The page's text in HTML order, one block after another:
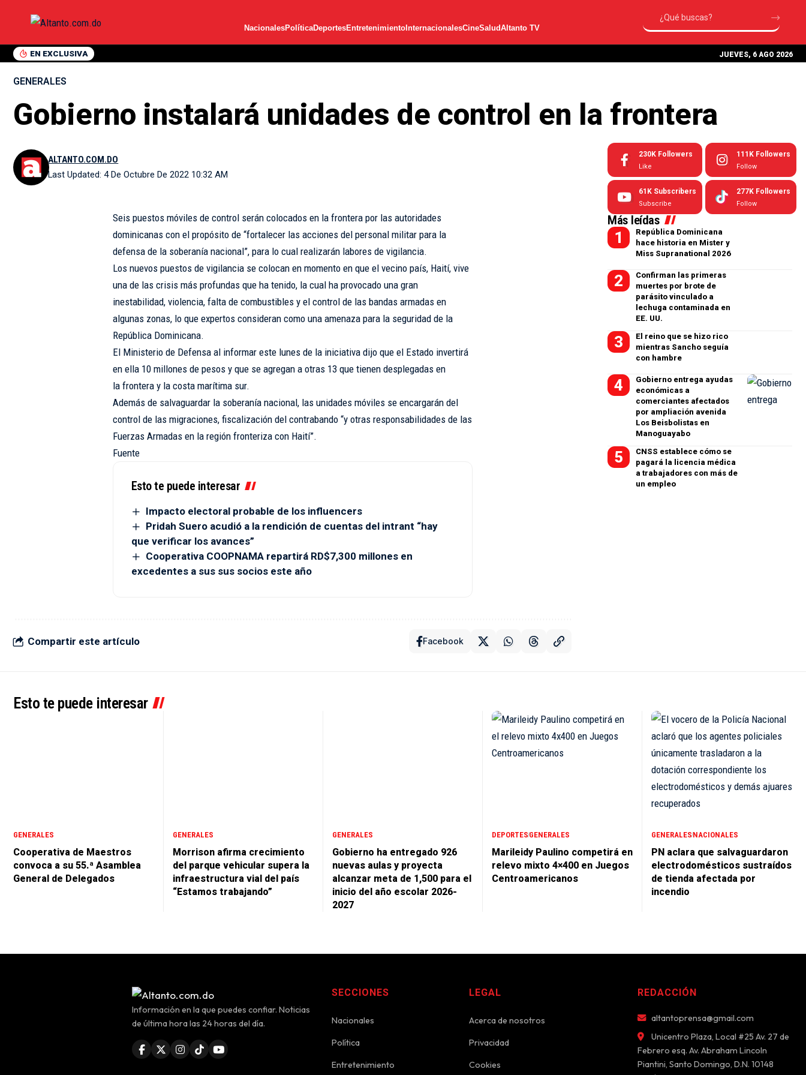
NacionalesPolíticaDeportesEntretenimiento InternacionalesCineSaludAltanto TV
EN EXCLUSIVA JUEVES, 6 AGO 2026
GENERALES
Gobierno instalará unidades de control en la frontera
Last Updated: 4 De Octubre De 2022 10:32 AM
ALTANTO.COM.DO
Seis puestos móviles de control serán colocados en la frontera por las autoridades
dominicanas con el propósito de “fortalecer las acciones del personal militar para la
defensa de la soberanía nacional”, para lo cual realizarán labores de vigilancia.
Los nuevos puestos de vigilancia se colocan en momento en que el vecino país, Haití, vive
una de las crisis más profundas que ha tenido, la cual ha provocado una gran
inestabilidad, violencia, falta de combustibles y el control de las bandas armadas en
algunas zonas, lo que expertos consideran como una amenaza para la seguridad de la
República Dominicana.
El Ministerio de Defensa al informar este lunes de la iniciativa dijo que el Estado invertirá
en ella 10 millones de pesos y que se agregan a otras 13 que tienen desplegadas en
la frontera y la costa marítima sur.
Además de salvaguardar la soberanía nacional, las unidades móviles se encargarán del
control de las migraciones, fiscalización del contrabando “y otras responsabilidades de las
Fuerzas Armadas en la región fronteriza con Haití”.
Fuente
Esto te puede interesar
Impacto electoral probable de los influencers
Pridah Suero acudió a la rendición de cuentas del intrant “hay
que verificar los avances”
Cooperativa COOPNAMA repartirá RD$7,300 millones en
excedentes a sus sus socios este año
Compartir este artículo Facebook
230K Followers
Like
111K Followers
Follow
61K Subscribers
Subscribe
277K Followers
Follow
Más leídas
República Dominicana
hace historia en Mister y
Miss Supranational 2026
Confirman las primeras
muertes por brote de
parásito vinculado a
lechuga contaminada en
EE. UU.
El reino que se hizo rico
mientras Sancho seguía
con hambre
Gobierno entrega ayudas
económicas a
comerciantes afectados
por ampliación avenida
Los Beisbolistas en
Manoguayabo
CNSS establece cómo se
pagará la licencia médica
a trabajadores con más de
un empleo
Esto te puede interesar
GENERALES
Cooperativa de Maestros
convoca a su 55.ª Asamblea
General de Delegados
GENERALES
Morrison afirma crecimiento
del parque vehicular supera la
infraestructura vial del país
“Estamos trabajando”
GENERALES
Gobierno ha entregado 926
nuevas aulas y proyecta
alcanzar meta de 1,500 para el
inicio del año escolar 2026-
2027
DEPORTESGENERALES
Marileidy Paulino competirá en
relevo mixto 4×400 en Juegos
Centroamericanos
GENERALESNACIONALES
PN aclara que salvaguardaron
electrodomésticos sustraídos
de tienda afectada por
incendio
Información en la que puedes confiar. Noticias
de última hora las 24 horas del día.
SECCIONES
Nacionales
Política
Entretenimiento
LEGAL
Acerca de nosotros
Privacidad
Cookies
REDACCIÓN
altantoprensa@gmail.com
Unicentro Plaza, Local #25 Av. 27 de
Febrero esq. Av. Abraham Lincoln
Piantini, Santo Domingo, D.N. 10148